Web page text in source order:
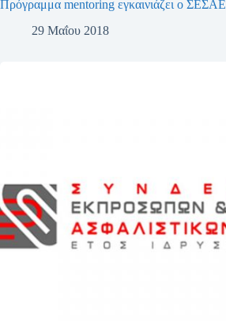
Πρόγραμμα mentoring εγκαινιάζει ο ΣΕΣΑΕ
29 Μαΐου 2018